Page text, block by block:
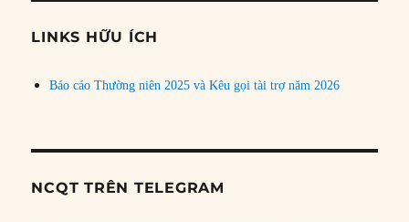
đề
LINKS HỮU ÍCH
Báo cáo Thường niên 2025 và Kêu gọi tài trợ năm 2026
NCQT TRÊN TELEGRAM